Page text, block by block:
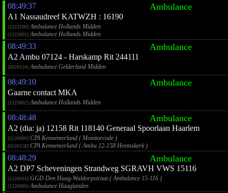
08:49:37 Ambulance
A1 Nassaudreef KATWZH : 16190
[1523190]Ambulance Hollands Midden
[1523001]Ambulance Hollands Midden
08:49:33 Ambulance
A2 Ambu 07124 - Harskamp Rit 244111
[0920124]Ambulance Gelderland Midden
08:49:10 Ambulance
Gaarne contact MKA
[1523802]Ambulance Hollands Midden
08:48:48 Ambulance
A2 (dia: ja) 12158 Rit 118140 Generaal Spoorlaan Haarlem
[0126999] CPA Kennemerland ( Monitorcode )
[0126158] CPA Kennemerland ( Ambu 12-158 Heemskerk )
08:48:29 Ambulance
A2 DP7 Scheveningen Strandweg SGRAVH VWS 15116
[1520016] GGD Den Haag-Waldorpstraat ( Ambulance 15-116 )
[1520999]Ambulance Haaglanden